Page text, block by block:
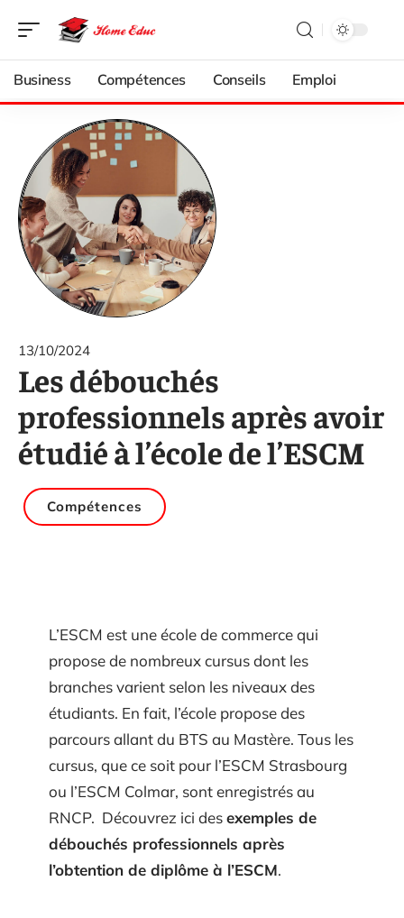
Business Compétences Conseils Emploi
13/10/2024
Les débouchés
professionnels après avoir
étudié à l’école de l’ESCM
Compétences
L’ESCM est une école de commerce qui
propose de nombreux cursus dont les
branches varient selon les niveaux des
étudiants. En fait, l’école propose des
parcours allant du BTS au Mastère. Tous les
cursus, que ce soit pour l’ESCM Strasbourg
ou l’ESCM Colmar, sont enregistrés au
RNCP. Découvrez ici desexemples de
débouchés professionnels après
l’obtention de diplôme à l’ESCM.